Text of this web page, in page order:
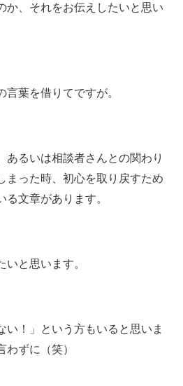
か、それをお伝えしたいと思い
葉を借りてですが。
あるいは相談者さんとの関わり
まった時、初心を取り戻すため
文章があります。
と思います。
い！」という方もいると思いま
ずに（笑）